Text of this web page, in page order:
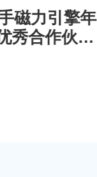
磁力引擎年
秀合作伙